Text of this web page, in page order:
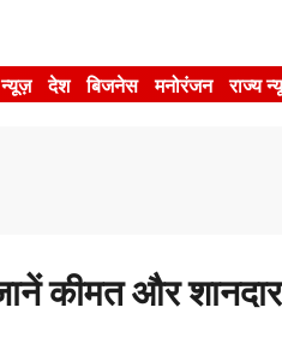
देश बिजनेस मनोरंजन राज्य
कीमत और शानदार